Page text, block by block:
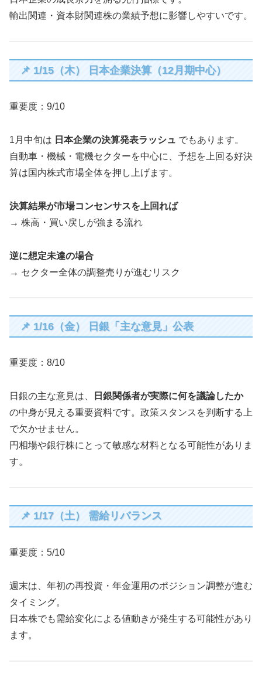
輸出関連・資本財関連株の業績予想に影響しやすいです。
📌 1/15（木） 日本企業決算（12月期中心）
重要度：9/10
1月中旬は 日本企業の決算発表ラッシュ でもあります。
自動車・機械・電機セクターを中心に、予想を上回る好決
算は国内株式市場全体を押し上げます。
決算結果が市場コンセンサスを上回れば
→ 株高・買い戻しが強まる流れ
逆に想定未達の場合
→ セクター全体の調整売りが進むリスク
📌 1/16（金） 日銀「主な意見」公表
重要度：8/10
日銀の主な意見は、
日銀関係者が実際に何を議論したか
の中身が見える重要資料です。政策スタンスを判断する上
で欠かせません。
円相場や銀行株にとって敏感な材料となる可能性がありま
す。
📌 1/17（土） 需給リバランス
重要度：5/10
週末は、年初の再投資・年金運用のポジション調整が進む
タイミング。
日本株でも需給変化による値動きが発生する可能性があり
ます。